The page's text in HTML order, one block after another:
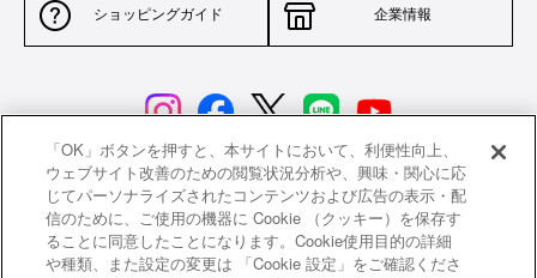
ショッピングガイド 企業情報
サイトポリシー 特定商取引法に基づく表示
並行輸入品について 個人情報保護方針
「OK」ボタンを押すと、本サイトにおいて、利便性向上、
ウェブサイト改善のための閲覧状況分析や、興味・関心に応
じてパーソナライズされたコンテンツおよび広告の表示・配
信のために、ご使用の機器に Cookie （クッキー）を保存す
ることに同意したことになります。Cookie使用目的の詳細
や種類、また設定の変更は 「Cookie 設定」をご確認くださ